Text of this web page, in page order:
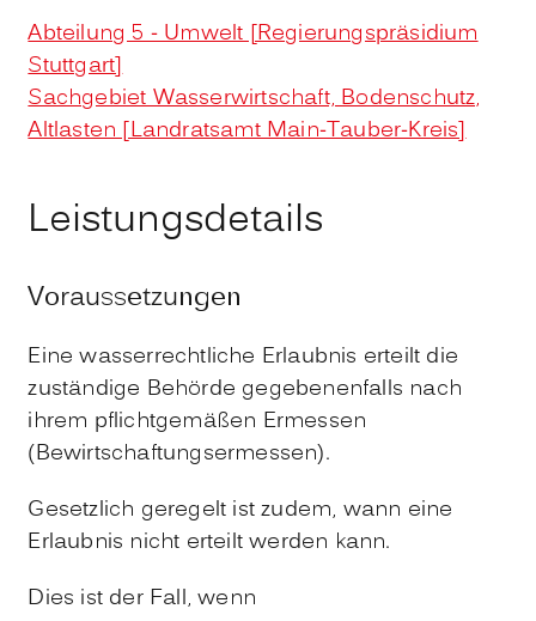
Abteilung 5 - Umwelt [Regierungspräsidium
Stuttgart]
Sachgebiet Wasserwirtschaft, Bodenschutz,
Altlasten [Landratsamt Main-Tauber-Kreis]
Leistungsdetails
Voraussetzungen
Eine wasserrechtliche Erlaubnis erteilt die
zuständige Behörde gegebenenfalls nach
ihrem pflichtgemäßen Ermessen
(Bewirtschaftungsermessen).
Gesetzlich geregelt ist zudem, wann eine
Erlaubnis nicht erteilt werden kann.
Dies ist der Fall, wenn